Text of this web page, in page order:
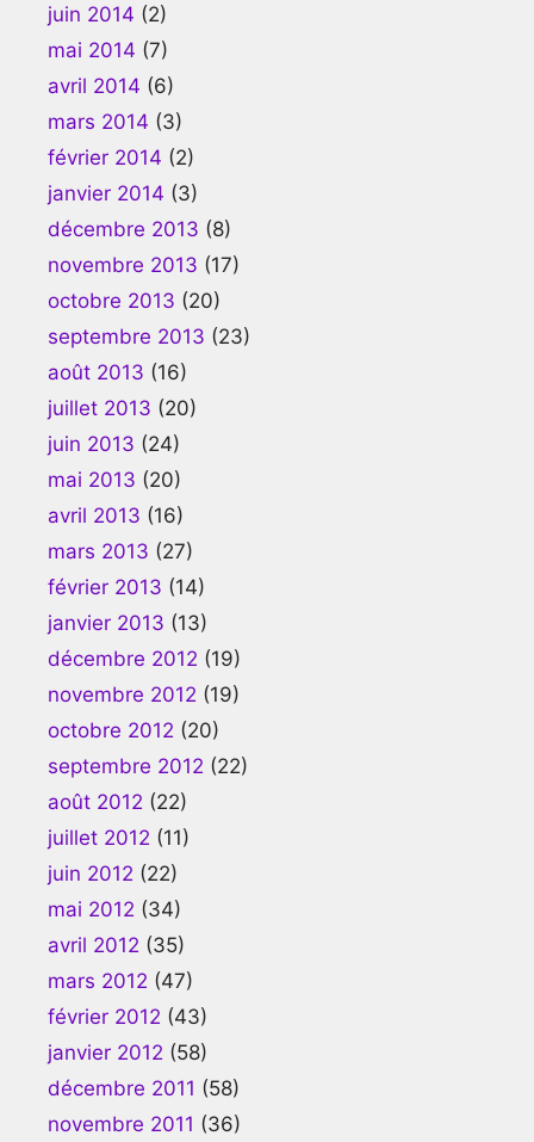
juin 2014 (2)
mai 2014 (7)
avril 2014 (6)
mars 2014 (3)
février 2014 (2)
janvier 2014 (3)
décembre 2013 (8)
novembre 2013 (17)
octobre 2013 (20)
septembre 2013 (23)
août 2013 (16)
juillet 2013 (20)
juin 2013 (24)
mai 2013 (20)
avril 2013 (16)
mars 2013 (27)
février 2013 (14)
janvier 2013 (13)
décembre 2012 (19)
novembre 2012 (19)
octobre 2012 (20)
septembre 2012 (22)
août 2012 (22)
juillet 2012 (11)
juin 2012 (22)
mai 2012 (34)
avril 2012 (35)
mars 2012 (47)
février 2012 (43)
janvier 2012 (58)
décembre 2011 (58)
novembre 2011 (36)